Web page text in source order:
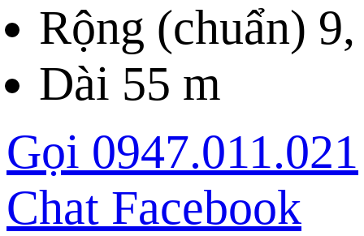
Rộng (chuẩn)
Dài 55 m
Gọi 0947.011.021
Chat Facebook